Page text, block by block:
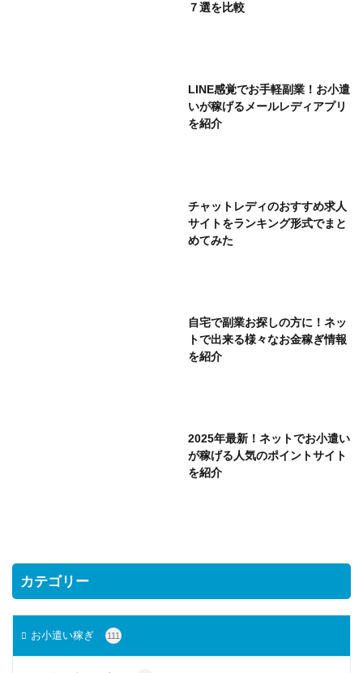
７選を比較
LINE感覚でお手軽副業！お小遣
いが稼げるメールレディアプリ
を紹介
チャットレディのおすすめ求人
サイトをランキング形式でまと
めてみた
自宅で副業お探しの方に！ネッ
トで出来る様々なお金稼ぎ情報
を紹介
2025年最新！ネットでお小遣い
が稼げる人気のポイントサイト
を紹介
カテゴリー
お小遣い稼ぎ 111